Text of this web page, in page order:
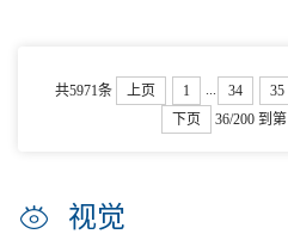
共5971条 上页 1 34 35
下页
36/200 到第
视觉